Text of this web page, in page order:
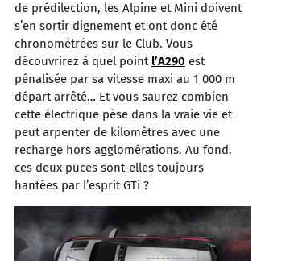
de prédilection, les Alpine et Mini doivent
s’en sortir dignement et ont donc été
chronométrées sur le Club. Vous
découvrirez à quel point l’A290 est
pénalisée par sa vitesse maxi au 1 000 m
départ arrêté… Et vous saurez combien
cette électrique pèse dans la vraie vie et
peut arpenter de kilomètres avec une
recharge hors agglomérations. Au fond,
ces deux puces sont-elles toujours
hantées par l’esprit GTi ?